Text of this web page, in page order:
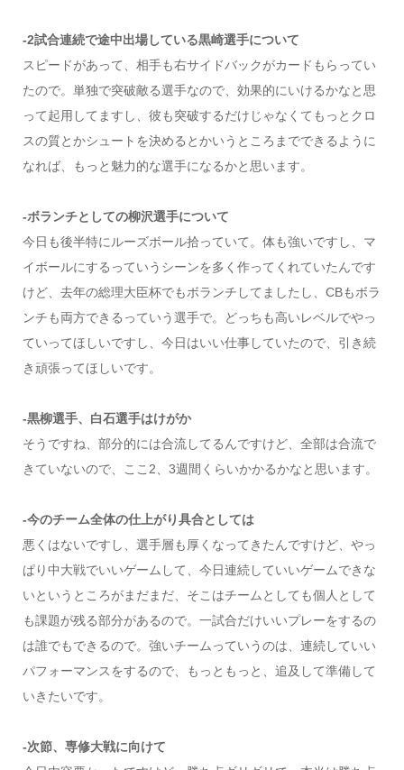
-2試合連続で途中出場している黒崎選手について
スピードがあって、相手も右サイドバックがカードもらってい
たので。単独で突破敵る選手なので、効果的にいけるかなと思
って起用してますし、彼も突破するだけじゃなくてもっとクロ
スの質とかシュートを決めるとかいうところまでできるように
なれば、もっと魅力的な選手になるかと思います。
-ボランチとしての柳沢選手について
今日も後半特にルーズボール拾っていて。体も強いですし、マ
イボールにするっていうシーンを多く作ってくれていたんです
けど、去年の総理大臣杯でもボランチしてましたし、CBもボラ
ンチも両方できるっていう選手で。どっちも高いレベルでやっ
ていってほしいですし、今日はいい仕事していたので、引き続
き頑張ってほしいです。
-黒柳選手、白石選手はけがか
そうですね、部分的には合流してるんですけど、全部は合流で
きていないので、ここ2、3週間くらいかかるかなと思います。
-今のチーム全体の仕上がり具合としては
悪くはないですし、選手層も厚くなってきたんですけど、やっ
ぱり中大戦でいいゲームして、今日連続していいゲームできな
いというところがまだまだ、そこはチームとしても個人として
も課題が残る部分があるので。一試合だけいいプレーをするの
は誰でもできるので。強いチームっていうのは、連続していい
パフォーマンスをするので、もっともっと、追及して準備して
いきたいです。
-次節、専修大戦に向けて